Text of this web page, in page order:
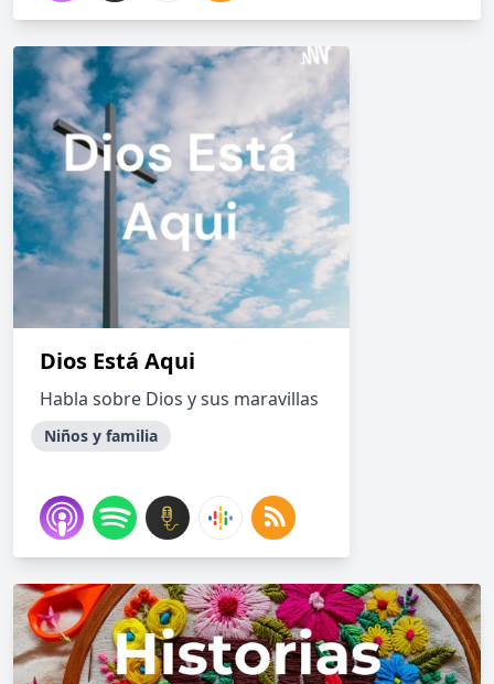
Dios Está Aqui
Habla sobre Dios y sus maravillas
Niños y familia